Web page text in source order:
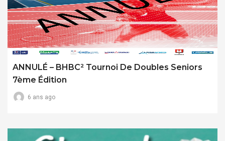
ANNULÉ – BHBC² Tournoi De Doubles Seniors
7ème Édition
6 ans ago